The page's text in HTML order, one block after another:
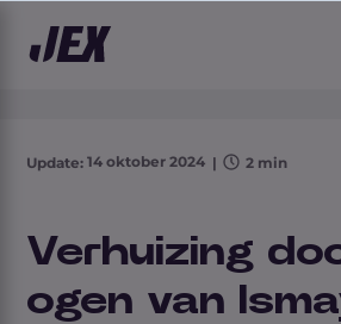
Update: 14 oktober 2024 | 2 min
Verhuizing
ogen van